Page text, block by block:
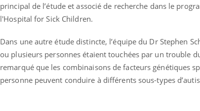
principal de l’étude et associé de recherche dans le
l'Hospital for Sick Children.
Dans une autre étude distincte, l’équipe du Dr Stephen
ou plusieurs personnes étaient touchées par un trouble
remarqué que les combinaisons de facteurs génétiques
personne peuvent conduire à différents sous-types